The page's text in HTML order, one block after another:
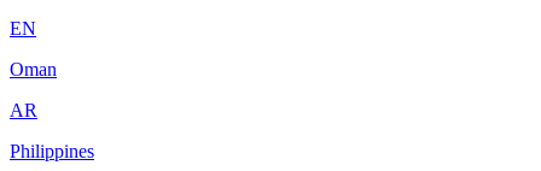
EN
Oman
AR
Philippines